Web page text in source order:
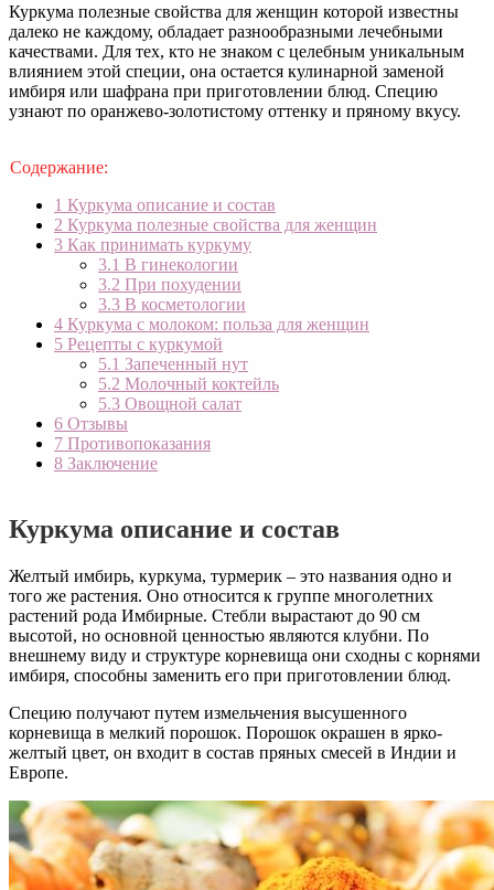
Куркума полезные свойства для женщин которой известны
далеко не каждому, обладает разнообразными лечебными
качествами. Для тех, кто не знаком с целебным уникальным
влиянием этой специи, она остается кулинарной заменой
имбиря или шафрана при приготовлении блюд. Специю
узнают по оранжево-золотистому оттенку и пряному вкусу.
Содержание:
1 Куркума описание и состав
2 Куркума полезные свойства для женщин
3 Как принимать куркуму
3.1 В гинекологии
3.2 При похудении
3.3 В косметологии
4 Куркума с молоком: польза для женщин
5 Рецепты с куркумой
5.1 Запеченный нут
5.2 Молочный коктейль
5.3 Овощной салат
6 Отзывы
7 Противопоказания
8 Заключение
Куркума описание и состав
Желтый имбирь, куркума, турмерик – это названия одно и
того же растения. Оно относится к группе многолетних
растений рода Имбирные. Стебли вырастают до 90 см
высотой, но основной ценностью являются клубни. По
внешнему виду и структуре корневища они сходны с корнями
имбиря, способны заменить его при приготовлении блюд.
Специю получают путем измельчения высушенного
корневища в мелкий порошок. Порошок окрашен в ярко-
желтый цвет, он входит в состав пряных смесей в Индии и
Европе.